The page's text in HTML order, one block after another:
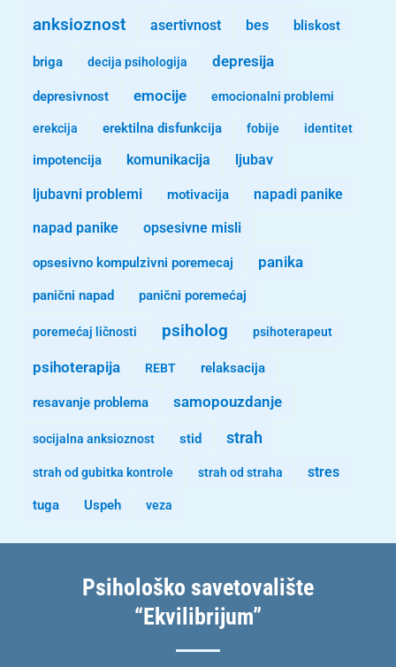
anksioznost asertivnost bes bliskost
briga decija psihologija depresija
depresivnost emocije emocionalni problemi
erekcija erektilna disfunkcija fobije identitet
impotencija komunikacija ljubav
ljubavni problemi motivacija napadi panike
napad panike opsesivne misli
opsesivno kompulzivni poremecaj panika
panični napad panični poremećaj
poremećaj ličnosti psiholog psihoterapeut
psihoterapija REBT relaksacija
resavanje problema samopouzdanje
socijalna anksioznost stid strah
strah od gubitka kontrole strah od straha stres
tuga Uspeh veza
Psihološko savetovalište
“Ekvilibrijum”